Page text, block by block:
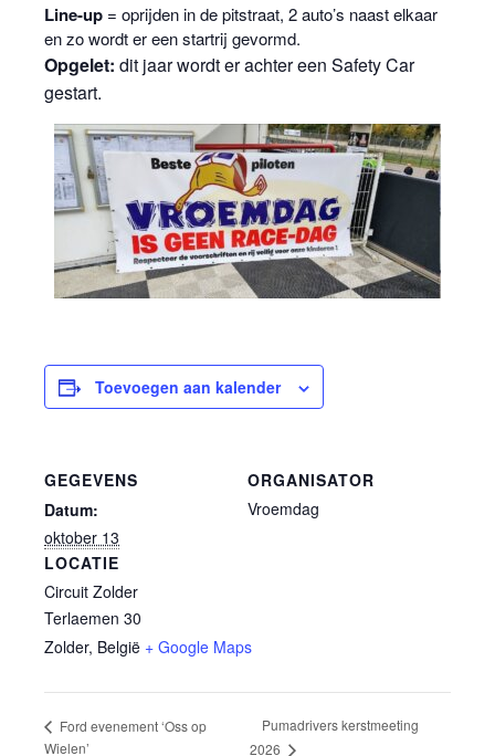
Line-up = oprijden in de pitstraat, 2 auto’s naast elkaar
en zo wordt er een startrij gevormd.
Opgelet: dit jaar wordt er achter een Safety Car
gestart.
Toevoegen aan kalender
GEGEVENS
Datum:
oktober 13
LOCATIE
Circuit Zolder
Terlaemen 30
Zolder, België + Google Maps
ORGANISATOR
Vroemdag
Ford evenement ‘Oss op
Wielen’
Pumadrivers kerstmeeting
2026